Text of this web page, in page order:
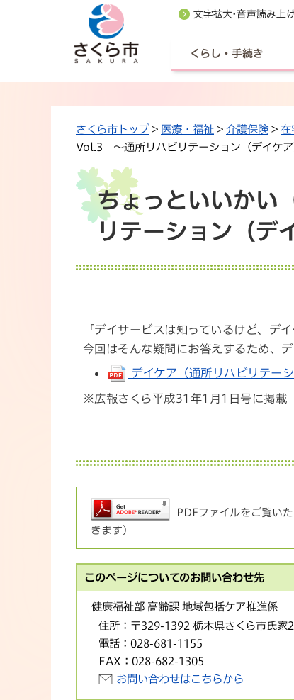
くらし・手続き
さくら市トップ> 医療・福祉 > 介護保険 > 在
Vol.3 ～通所リハビリテーション（デイケ
ちょっといいか
リテーション（デ
「デイサービスは知っているけど、デイ
今回はそんな疑問にお答えするため、
デイケア（通所リハビリテー
※広報さくら平成31年1月1日号に掲載
PDFファイルをご覧い
きます）
このページについてのお問い合わせ先
健康福祉部 高齢課 地域包括ケア推進係
住所： 〒329-1392 栃木県さくら市氏家
電話： 028-681-1155
FAX： 028-682-1305
お問い合わせはこちらから